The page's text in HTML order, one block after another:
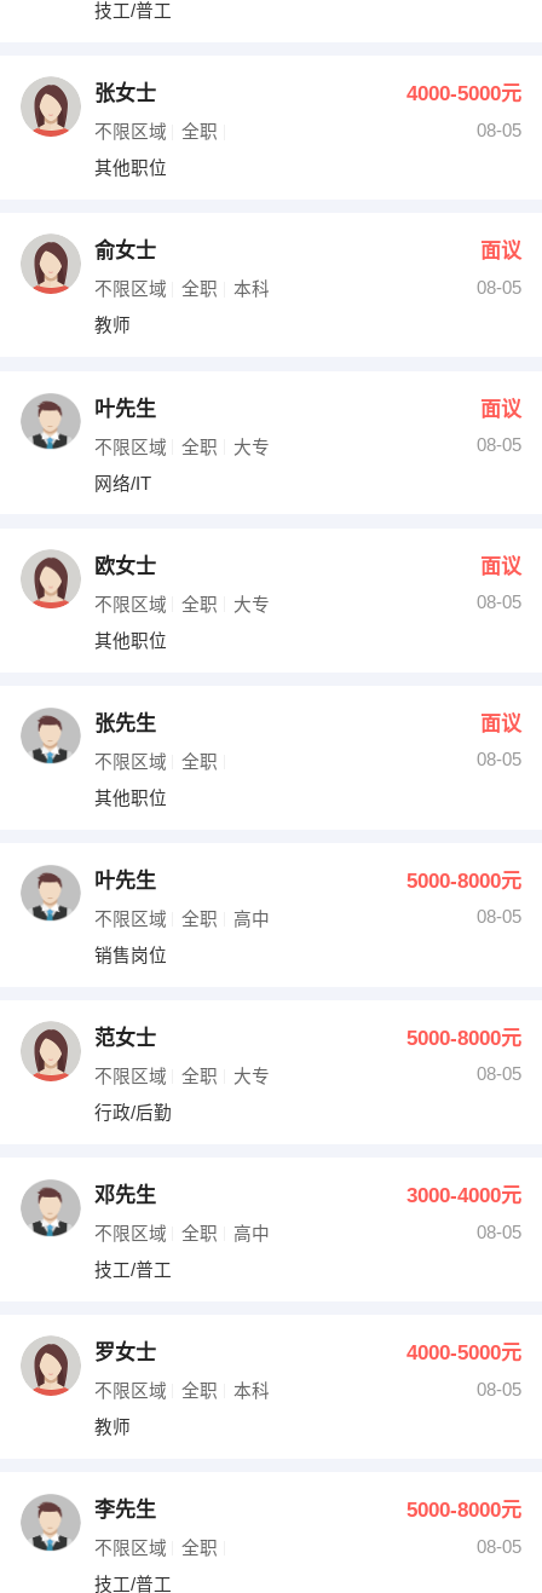
技工/普工
张女士 4000-5000元
不限区域 全职
08-05
其他职位
俞女士 面议
不限区域 全职 本科
08-05
教师
叶先生 面议
不限区域 全职 大专
08-05
网络/IT
欧女士 面议
不限区域 全职 大专
08-05
其他职位
张先生 面议
不限区域 全职
08-05
其他职位
叶先生 5000-8000元
不限区域 全职 高中
08-05
销售岗位
范女士 5000-8000元
不限区域 全职 大专
08-05
行政/后勤
邓先生 3000-4000元
不限区域 全职 高中
08-05
技工/普工
罗女士 4000-5000元
不限区域 全职 本科
08-05
教师
李先生 5000-8000元
不限区域 全职
08-05
技工/普工